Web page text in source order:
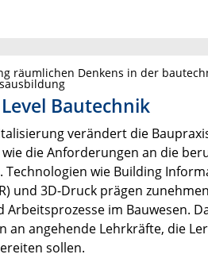
räumlichen Denkens in der
Bautechnik
verändert die
die Anforderungen an die
Technologien wie Building
und 3D-Druck prägen
im Bauwesen.
an angehende Lehrkräfte, die
sollen.